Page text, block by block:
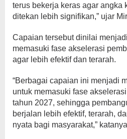
terus bekerja keras agar angka
ditekan lebih signifikan,” ujar
Capaian tersebut dinilai
memasuki fase akselerasi
agar lebih efektif dan terarah.
“Berbagai capaian ini menjadi
untuk memasuki fase
tahun 2027, sehingga
berjalan lebih efektif, terarah,
nyata bagi masyarakat,”